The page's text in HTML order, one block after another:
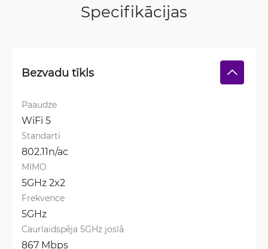
Specifikācijas
Bezvadu tīkls
Paaudze
WiFi 5
Standarti
802.11n/ac
MIMO
5GHz 2x2
Frekvence
5GHz
Caurlaidspēja 5GHz joslā
867 Mbps